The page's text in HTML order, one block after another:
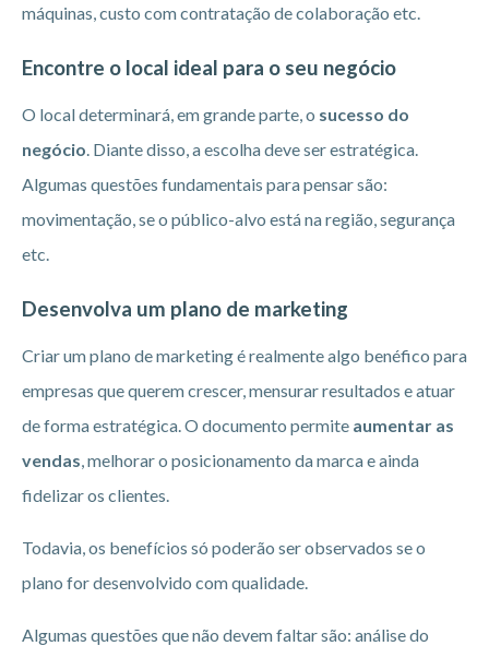
máquinas, custo com contratação de colaboração etc.
Encontre o local ideal para o seu negócio
O local determinará, em grande parte, o sucesso do
negócio. Diante disso, a escolha deve ser estratégica.
Algumas questões fundamentais para pensar são:
movimentação, se o público-alvo está na região, segurança
etc.
Desenvolva um plano de marketing
Criar um plano de marketing é realmente algo benéfico para
empresas que querem crescer, mensurar resultados e atuar
de forma estratégica. O documento permite aumentar as
vendas, melhorar o posicionamento da marca e ainda
fidelizar os clientes.
Todavia, os benefícios só poderão ser observados se o
plano for desenvolvido com qualidade.
Algumas questões que não devem faltar são: análise do